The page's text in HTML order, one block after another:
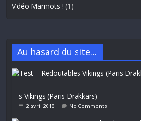
Vidéo Marmots ! (1)
Au hasard du site…
s Vikings (Paris Drakkars)
2 avril 2018 No Comments